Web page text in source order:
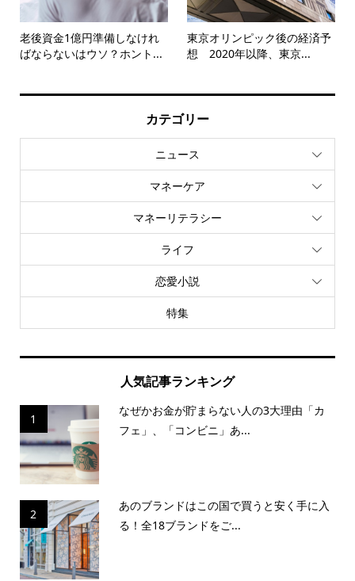
老後資金1億円準備しなけれ
ばならないはウソ？ホント...
東京オリンピック後の経済予
想 2020年以降、東京...
カテゴリー
ニュース
マネーケア
マネーリテラシー
ライフ
恋愛小説
特集
人気記事ランキング
1
なぜかお金が貯まらない人の3大理由「カ
フェ」、「コンビニ」あ...
2
あのブランドはこの国で買うと安く手に入
る！全18ブランドをご...